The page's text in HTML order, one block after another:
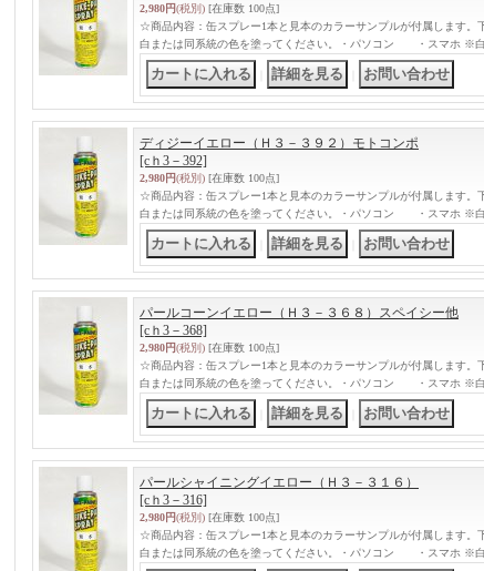
2,980円(税別) [在庫数 100点]
☆商品内容：缶スプレー1本と見本のカラーサンプルが付属します
白または同系統の色を塗ってください。・パソコン ・スマホ ※白
ディジーイエロー（Ｈ３－３９２）モトコンポ
[cｈ3－392]
2,980円(税別) [在庫数 100点]
☆商品内容：缶スプレー1本と見本のカラーサンプルが付属します
白または同系統の色を塗ってください。・パソコン ・スマホ ※白
パールコーンイエロー（Ｈ３－３６８）スペイシー他
[cｈ3－368]
2,980円(税別) [在庫数 100点]
☆商品内容：缶スプレー1本と見本のカラーサンプルが付属します
白または同系統の色を塗ってください。・パソコン ・スマホ ※白
パールシャイニングイエロー（Ｈ３－３１６）
[cｈ3－316]
2,980円(税別) [在庫数 100点]
☆商品内容：缶スプレー1本と見本のカラーサンプルが付属します
白または同系統の色を塗ってください。・パソコン ・スマホ ※白